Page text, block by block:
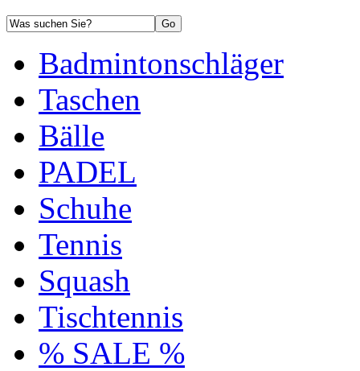
Badmintonschläger
Taschen
Bälle
PADEL
Schuhe
Tennis
Squash
Tischtennis
% SALE %